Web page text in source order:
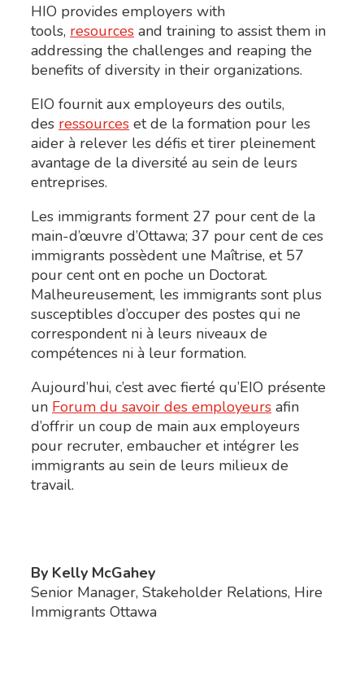
HIO provides employers with
tools, resources and training to assist them in
addressing the challenges and reaping the
benefits of diversity in their organizations.
EIO fournit aux employeurs des outils,
des ressources et de la formation pour les
aider à relever les défis et tirer pleinement
avantage de la diversité au sein de leurs
entreprises.
Les immigrants forment 27 pour cent de la
main-d’œuvre d’Ottawa; 37 pour cent de ces
immigrants possèdent une Maîtrise, et 57
pour cent ont en poche un Doctorat.
Malheureusement, les immigrants sont plus
susceptibles d’occuper des postes qui ne
correspondent ni à leurs niveaux de
compétences ni à leur formation.
Aujourd’hui, c’est avec fierté qu’EIO présente
un Forum du savoir des employeurs afin
d’offrir un coup de main aux employeurs
pour recruter, embaucher et intégrer les
immigrants au sein de leurs milieux de
travail.
By Kelly McGahey
Senior Manager, Stakeholder Relations, Hire
Immigrants Ottawa